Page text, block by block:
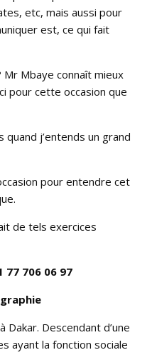
etc, mais aussi pour
est, ce qui fait
Mbaye connaît mieux
pour cette occasion que
j’entends un grand
pour entendre cet
de tels exercices
77 706 06 97
Descendant d’une
ayant la fonction sociale